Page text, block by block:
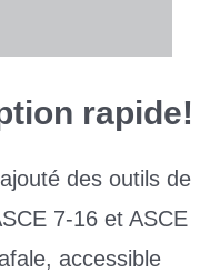
rapide!
des outils de
7-16 et ASCE
accessible